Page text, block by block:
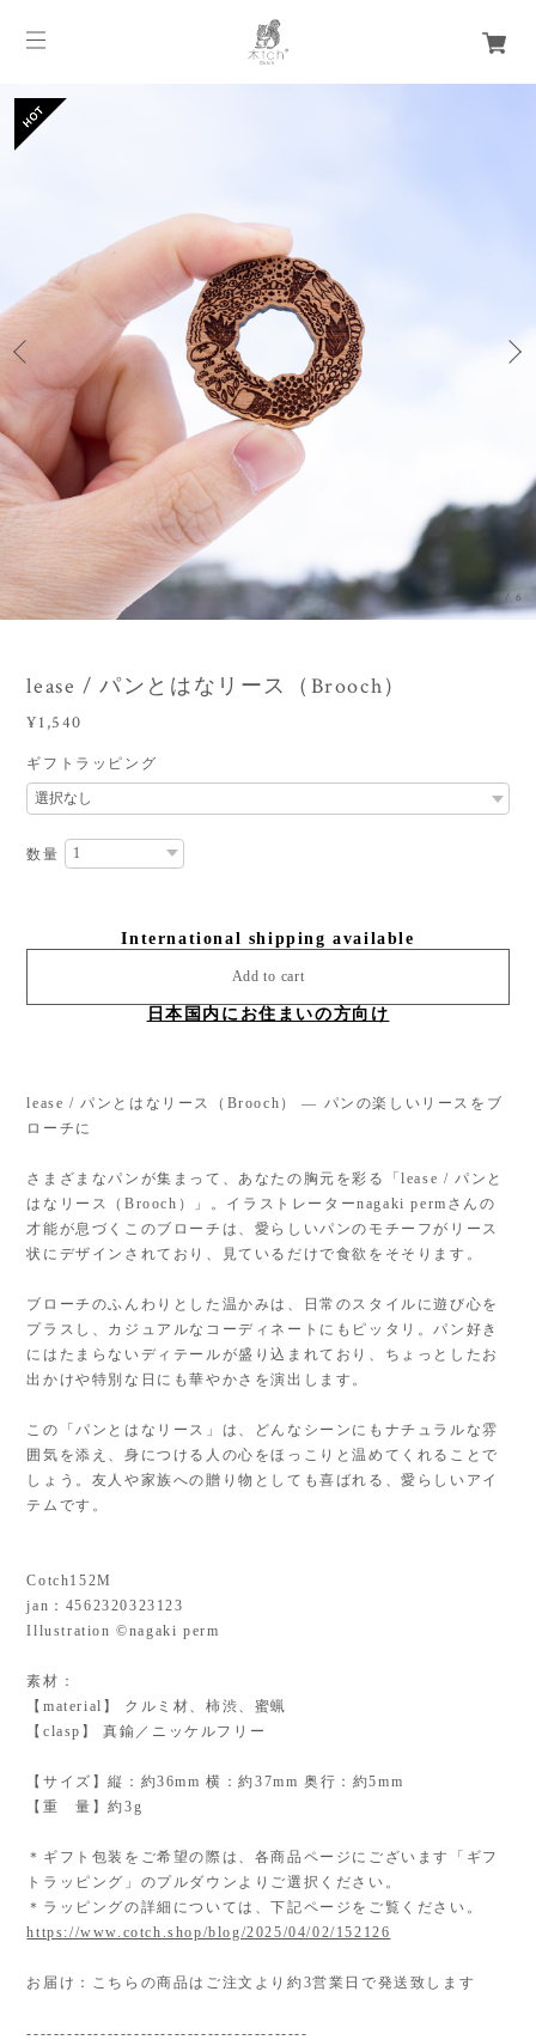
3/6
lease / パンとはなリース（Brooch）
¥1,540
ギフトラッピング
数量
International shipping available
Add to cart
日本国内にお住まいの方向け
lease / パンとはなリース（Brooch） — パンの楽しいリースをブ
ローチに
さまざまなパンが集まって、あなたの胸元を彩る「lease / パンと
はなリース（Brooch）」。イラストレーターnagaki permさんの
才能が息づくこのブローチは、愛らしいパンのモチーフがリース
状にデザインされており、見ているだけで食欲をそそります。
ブローチのふんわりとした温かみは、日常のスタイルに遊び心を
プラスし、カジュアルなコーディネートにもピッタリ。パン好き
にはたまらないディテールが盛り込まれており、ちょっとしたお
出かけや特別な日にも華やかさを演出します。
この「パンとはなリース」は、どんなシーンにもナチュラルな雰
囲気を添え、身につける人の心をほっこりと温めてくれることで
しょう。友人や家族への贈り物としても喜ばれる、愛らしいアイ
テムです。
Cotch152M
jan：4562320323123
Illustration ©nagaki perm
素材：
【material】 クルミ材、柿渋、蜜蝋
【clasp】 真鍮／ニッケルフリー
【サイズ】縦：約36mm 横：約37mm 奥行：約5mm
【重 量】約3g
＊ギフト包装をご希望の際は、各商品ページにございます「ギフ
トラッピング」のプルダウンよりご選択ください。
＊ラッピングの詳細については、下記ページをご覧ください。
https://www.cotch.shop/blog/2025/04/02/152126
お届け：こちらの商品はご注文より約3営業日で発送致します
------------------------------------------